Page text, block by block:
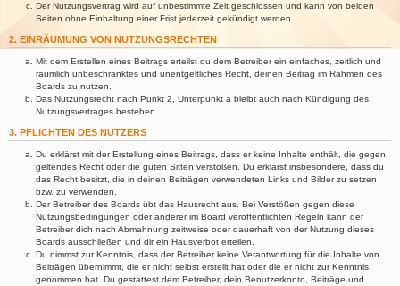
Der Nutzungsvertrag wird auf unbestimmte Zeit geschlossen und kann von beiden
Seiten ohne Einhaltung einer Frist jederzeit gekündigt werden.
2. EINRÄUMUNG VON NUTZUNGSRECHTEN
Mit dem Erstellen eines Beitrags erteilst du dem Betreiber ein einfaches, zeitlich und
räumlich unbeschränktes und unentgeltliches Recht, deinen Beitrag im Rahmen des
Boards zu nutzen.
Das Nutzungsrecht nach Punkt 2, Unterpunkt a bleibt auch nach Kündigung des
Nutzungsvertrages bestehen.
3. PFLICHTEN DES NUTZERS
Du erklärst mit der Erstellung eines Beitrags, dass er keine Inhalte enthält, die gegen
geltendes Recht oder die guten Sitten verstoßen. Du erklärst insbesondere, dass du
das Recht besitzt, die in deinen Beiträgen verwendeten Links und Bilder zu setzen
bzw. zu verwenden.
Der Betreiber des Boards übt das Hausrecht aus. Bei Verstößen gegen diese
Nutzungsbedingungen oder anderer im Board veröffentlichten Regeln kann der
Betreiber dich nach Abmahnung zeitweise oder dauerhaft von der Nutzung dieses
Boards ausschließen und dir ein Hausverbot erteilen.
Du nimmst zur Kenntnis, dass der Betreiber keine Verantwortung für die Inhalte von
Beiträgen übernimmt, die er nicht selbst erstellt hat oder die er nicht zur Kenntnis
genommen hat. Du gestattest dem Betreiber, dein Benutzerkonto, Beiträge und